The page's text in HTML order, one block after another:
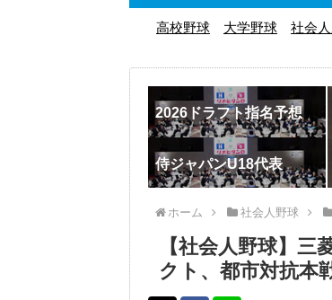
高校野球 大学野球 社会
2026ドラフト指名予想
侍ジャパンU18代表
ホーム 社会人野球
【社会人野球】
クト、都市対抗本